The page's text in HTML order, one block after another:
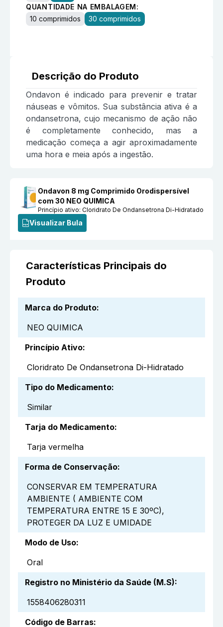
QUANTIDADE NA EMBALAGEM:
10 comprimidos
30 comprimidos
Descrição do Produto
Ondavon é indicado para prevenir e tratar
náuseas e vômitos. Sua substância ativa é a
ondansetrona, cujo mecanismo de ação não
é completamente conhecido, mas a
medicação começa a agir aproximadamente
uma hora e meia após a ingestão.
Ondavon 8 mg Comprimido Orodispersível
com 30 NEO QUIMICA
Princípio ativo:Cloridrato De Ondansetrona Di-Hidratado
Visualizar Bula
Características Principais do
Produto
Marca do Produto:
NEO QUIMICA
Princípio Ativo:
Cloridrato De Ondansetrona Di-Hidratado
Tipo do Medicamento:
Similar
Tarja do Medicamento:
Tarja vermelha
Forma de Conservação:
CONSERVAR EM TEMPERATURA
AMBIENTE ( AMBIENTE COM
TEMPERATURA ENTRE 15 E 30ºC),
PROTEGER DA LUZ E UMIDADE
Modo de Uso:
Oral
Registro no Ministério da Saúde (M.S):
1558406280311
Código de Barras: